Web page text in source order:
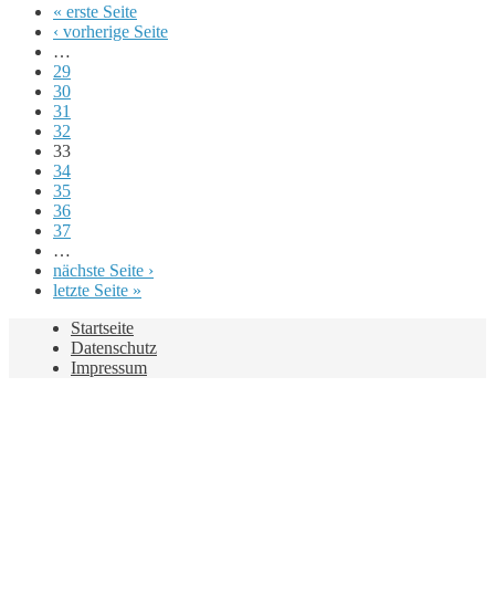
« erste Seite
‹ vorherige Seite
…
29
30
31
32
33
34
35
36
37
…
nächste Seite ›
letzte Seite »
Startseite
Datenschutz
Impressum